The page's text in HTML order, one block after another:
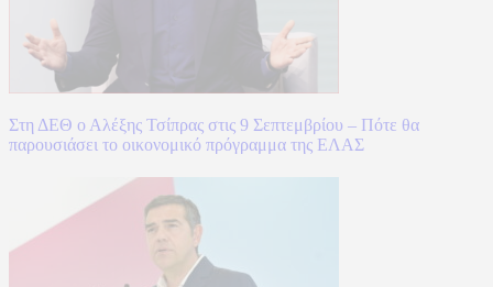
Στη ΔΕΘ ο Αλέξης Τσίπρας στις 9 Σεπτεμβρίου – Πότε θα
παρουσιάσει το οικονομικό πρόγραμμα της ΕΛΑΣ